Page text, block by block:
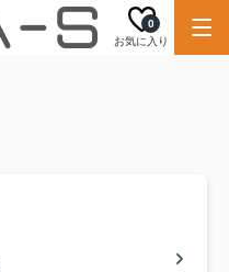
お気に入り
0